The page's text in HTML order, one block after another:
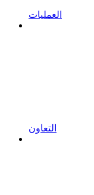
العمليات
التعاون